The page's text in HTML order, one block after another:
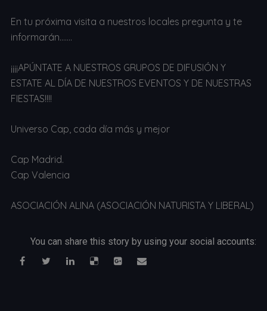
En tu próxima visita a nuestros locales pregunta y te
informarán…….
¡¡¡¡APÚNTATE A NUESTROS GRUPOS DE DIFUSIÓN Y
ESTATE AL DÍA DE NUESTROS EVENTOS Y DE NUESTRAS
FIESTAS!!!!
Universo Cap, cada día más y mejor
Cap Madrid.
Cap Valencia
ASOCIACIÓN ALINA (ASOCIACIÓN NATURISTA Y LIBERAL)
You can share this story by using your social accounts: